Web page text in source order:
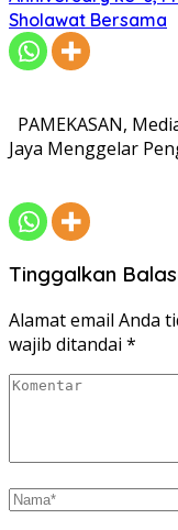
Sholawat Bersama
PAMEKASAN,
Jaya Menggelar
Tinggalkan
Alamat email Anda
wajib ditandai *